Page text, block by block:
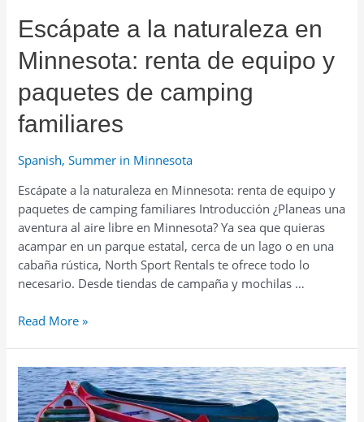
Escápate a la naturaleza en
Minnesota: renta de equipo y
paquetes de camping
familiares
Spanish,Summer in Minnesota
Escápate a la naturaleza en Minnesota: renta de equipo y
paquetes de camping familiares Introducción ¿Planeas una
aventura al aire libre en Minnesota? Ya sea que quieras
acampar en un parque estatal, cerca de un lago o en una
cabaña rústica, North Sport Rentals te ofrece todo lo
necesario. Desde tiendas de campaña y mochilas …
Escápate
naturaleza
en
Minnesota:
Read More »